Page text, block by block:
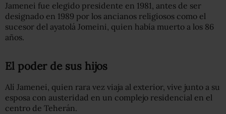
Jamenei fue elegido presidente en 1981, antes de ser
designado en 1989 por los ancianos religiosos como el
sucesor del ayatolá Jomeini, quien había muerto a los 86
años.
El poder de sus hijos
Alí Jamenei, quien rara vez viaja al exterior, vive junto a su
esposa con austeridad en un complejo residencial en el
centro de Teherán.